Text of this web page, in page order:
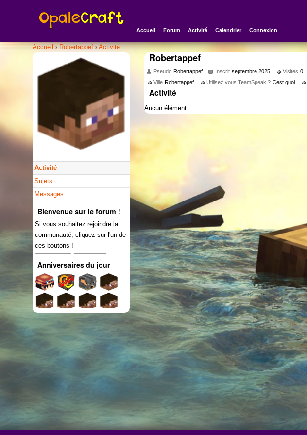
Accueil Forum Activité Calendrier Connexion
Accueil › Robertappef › Activité
Activité
Sujets
Messages
Bienvenue sur le forum !
Si vous souhaitez rejoindre la
communauté, cliquez sur l'un de
ces boutons !
Anniversaires du jour
Robertappef
Pseudo Robertappef Inscrit septembre 2025 Visites 0
Ville Robertappef Utilisez vous TeamSpeak ? Cest quoi
Activité
Aucun élément.